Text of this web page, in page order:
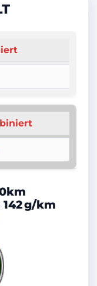
142 g/km